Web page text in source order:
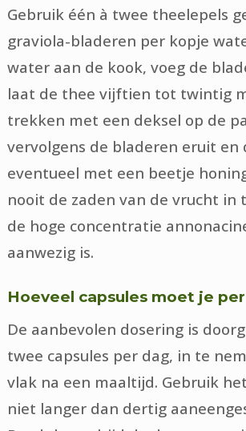
Gebruik één à twee theelepels
graviola-bladeren per kopje
water aan de kook, voeg de
laat de thee vijftien tot twintig
trekken met een deksel op de
vervolgens de bladeren eruit en
eventueel met een beetje
nooit de zaden van de vrucht in
de hoge concentratie
aanwezig is.
Hoeveel capsules moet je
De aanbevolen dosering is
twee capsules per dag, in te
vlak na een maaltijd. Gebruik
niet langer dan dertig